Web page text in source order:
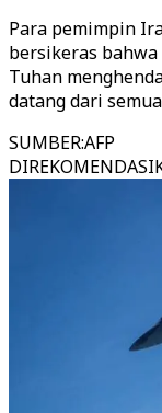
Para pemimpin
bersikeras
Tuhan
datang dari
SUMBER:AFP